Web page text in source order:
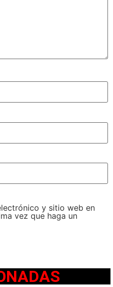
y sitio web en
vez que haga un